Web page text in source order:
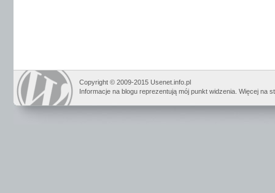
Copyright © 2009-2015 Usenet.info.pl
Informacje na blogu reprezentują mój punkt widzenia. Więcej na